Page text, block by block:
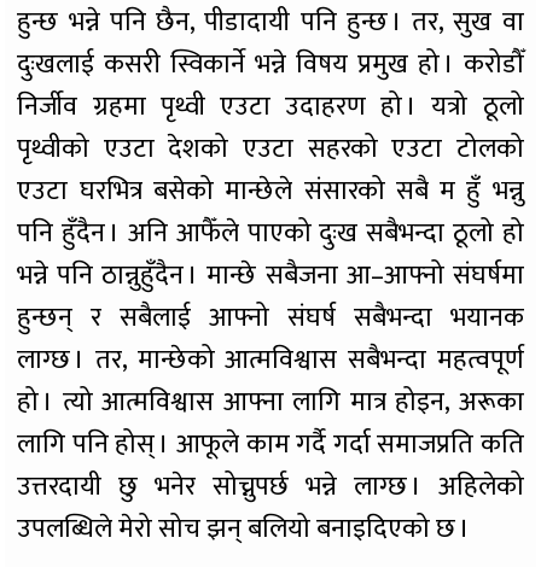
हुन्छ भन्ने पनि छैन, पीडादायी पनि हुन्छ । तर, सुख वा
दुःखलाई कसरी स्विकार्ने भन्ने विषय प्रमुख हो । करोडौँ
निर्जीव ग्रहमा पृथ्वी एउटा उदाहरण हो । यत्रो ठूलो
पृथ्वीको एउटा देशको एउटा सहरको एउटा टोलको
एउटा घरभित्र बसेको मान्छेले संसारको सबै म हुँ भन्नु
पनि हुँदैन । अनि आफैँले पाएको दुःख सबैभन्दा ठूलो हो
भन्ने पनि ठान्नुहुँदैन । मान्छे सबैजना आ–आफ्नो संघर्षमा
हुन्छन् र सबैलाई आफ्नो संघर्ष सबैभन्दा भयानक
लाग्छ । तर, मान्छेको आत्मविश्वास सबैभन्दा महत्वपूर्ण
हो । त्यो आत्मविश्वास आफ्ना लागि मात्र होइन, अरूका
लागि पनि होस् । आफूले काम गर्दै गर्दा समाजप्रति कति
उत्तरदायी छु भनेर सोच्नुपर्छ भन्ने लाग्छ । अहिलेको
उपलब्धिले मेरो सोच झन् बलियो बनाइदिएको छ ।